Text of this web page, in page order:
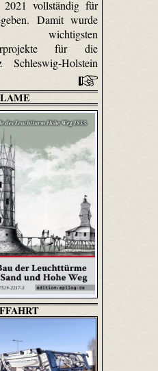
vollständig für
Damit wurde
für die
Holstein